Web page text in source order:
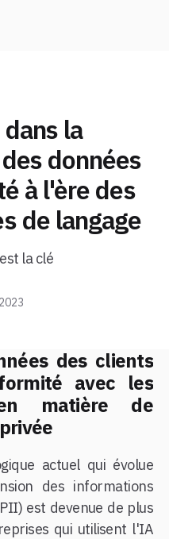
la
données
à l'ère des
de langage
la clé
des clients
avec les
matière de
actuel qui évolue
des informations
est devenue de plus
qui utilisent l'IA